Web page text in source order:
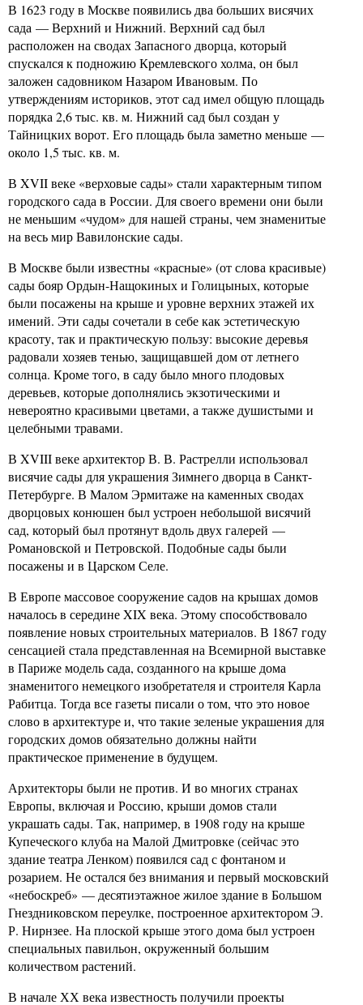
В 1623 году в Москве появились два больших висячих
сада — Верхний и Нижний. Верхний сад был
расположен на сводах Запасного дворца, который
спускался к подножию Кремлевского холма, он был
заложен садовником Назаром Ивановым. По
утверждениям историков, этот сад имел общую площадь
порядка 2,6 тыс. кв. м. Нижний сад был создан у
Тайницких ворот. Его площадь была заметно меньше —
около 1,5 тыс. кв. м.
В XVII веке «верховые сады» стали характерным типом
городского сада в России. Для своего времени они были
не меньшим «чудом» для нашей страны, чем знаменитые
на весь мир Вавилонские сады.
В Москве были известны «красные» (от слова красивые)
сады бояр Ордын-Нащокиных и Голицыных, которые
были посажены на крыше и уровне верхних этажей их
имений. Эти сады сочетали в себе как эстетическую
красоту, так и практическую пользу: высокие деревья
радовали хозяев тенью, защищавшей дом от летнего
солнца. Кроме того, в саду было много плодовых
деревьев, которые дополнялись экзотическими и
невероятно красивыми цветами, а также душистыми и
целебными травами.
В XVIII веке архитектор В. В. Растрелли использовал
висячие сады для украшения Зимнего дворца в Санкт-
Петербурге. В Малом Эрмитаже на каменных сводах
дворцовых конюшен был устроен небольшой висячий
сад, который был протянут вдоль двух галерей —
Романовской и Петровской. Подобные сады были
посажены и в Царском Селе.
В Европе массовое сооружение садов на крышах домов
началось в середине XIX века. Этому способствовало
появление новых строительных материалов. В 1867 году
сенсацией стала представленная на Всемирной выставке
в Париже модель сада, созданного на крыше дома
знаменитого немецкого изобретателя и строителя Карла
Рабитца. Тогда все газеты писали о том, что это новое
слово в архитектуре и, что такие зеленые украшения для
городских домов обязательно должны найти
практическое применение в будущем.
Архитекторы были не против. И во многих странах
Европы, включая и Россию, крыши домов стали
украшать сады. Так, например, в 1908 году на крыше
Купеческого клуба на Малой Дмитровке (сейчас это
здание театра Ленком) появился сад с фонтаном и
розарием. Не остался без внимания и первый московский
«небоскреб» — десятиэтажное жилое здание в Большом
Гнездниковском переулке, построенное архитектором Э.
Р. Нирнзее. На плоской крыше этого дома был устроен
специальных павильон, окруженный большим
количеством растений.
В начале ХХ века известность получили проекты